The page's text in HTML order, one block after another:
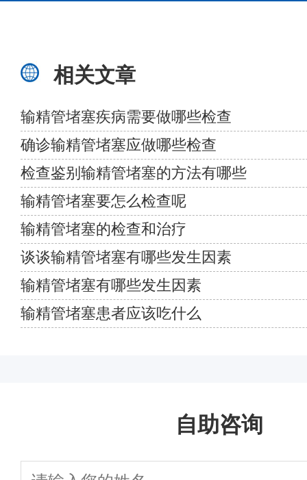
相关文章
输精管堵塞疾病需要做哪些检查
确诊输精管堵塞应做哪些检查
检查鉴别输精管堵塞的方法有哪些
输精管堵塞要怎么检查呢
输精管堵塞的检查和治疗
谈谈输精管堵塞有哪些发生因素
输精管堵塞有哪些发生因素
输精管堵塞患者应该吃什么
自助咨询